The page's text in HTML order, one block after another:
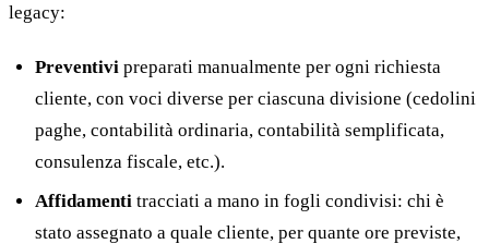
legacy:
Preventivipreparati manualmente per ogni richiesta
cliente, con voci diverse per ciascuna divisione (cedolini
paghe, contabilità ordinaria, contabilità semplificata,
consulenza fiscale, etc.).
Affidamenti tracciati a mano in fogli condivisi: chi è
stato assegnato a quale cliente, per quante ore previste,